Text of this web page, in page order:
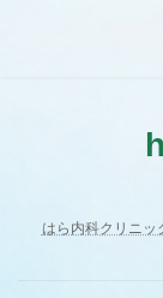
はら内科クリニッ